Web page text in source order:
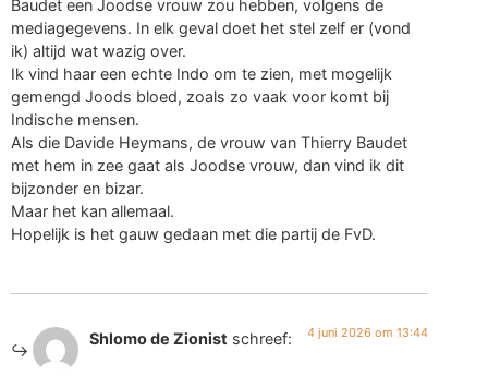
Baudet een Joodse vrouw zou hebben, volgens de
mediagegevens. In elk geval doet het stel zelf er (vond
ik) altijd wat wazig over.
Ik vind haar een echte Indo om te zien, met mogelijk
gemengd Joods bloed, zoals zo vaak voor komt bij
Indische mensen.
Als die Davide Heymans, de vrouw van Thierry Baudet
met hem in zee gaat als Joodse vrouw, dan vind ik dit
bijzonder en bizar.
Maar het kan allemaal.
Hopelijk is het gauw gedaan met die partij de FvD.
Shlomo de Zionist schreef: 4 juni 2026 om 13:44